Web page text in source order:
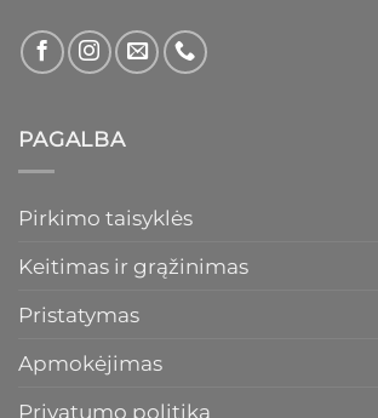
PAGALBA
Pirkimo taisyklės
Keitimas ir grąžinimas
Pristatymas
Apmokėjimas
Privatumo politika